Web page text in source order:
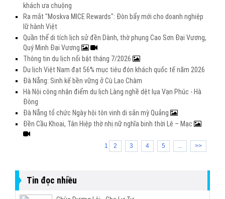
khách ưa chuộng
Ra mắt "Moskva MICE Rewards": Đòn bẩy mới cho doanh nghiệp
lữ hành Việt
Quần thể di tích lịch sử đền Dành, thờ phụng Cao Sơn Đại Vương,
Quý Minh Đại Vương
Thông tin du lịch nổi bật tháng 7/2026
Du lịch Việt Nam đạt 56% mục tiêu đón khách quốc tế năm 2026
Đà Nẵng: Sinh kế bền vững ở Cù Lao Chàm
Hà Nội công nhận điểm du lịch Làng nghề dệt lụa Vạn Phúc - Hà
Đông
Đà Nẵng tổ chức Ngày hội tôn vinh di sản mỳ Quảng
Đền Cầu Khoai, Tân Hiệp thờ nhị nữ nghĩa binh thời Lê – Mạc
1 2 3 4 5 ... >>
Tin đọc nhiều